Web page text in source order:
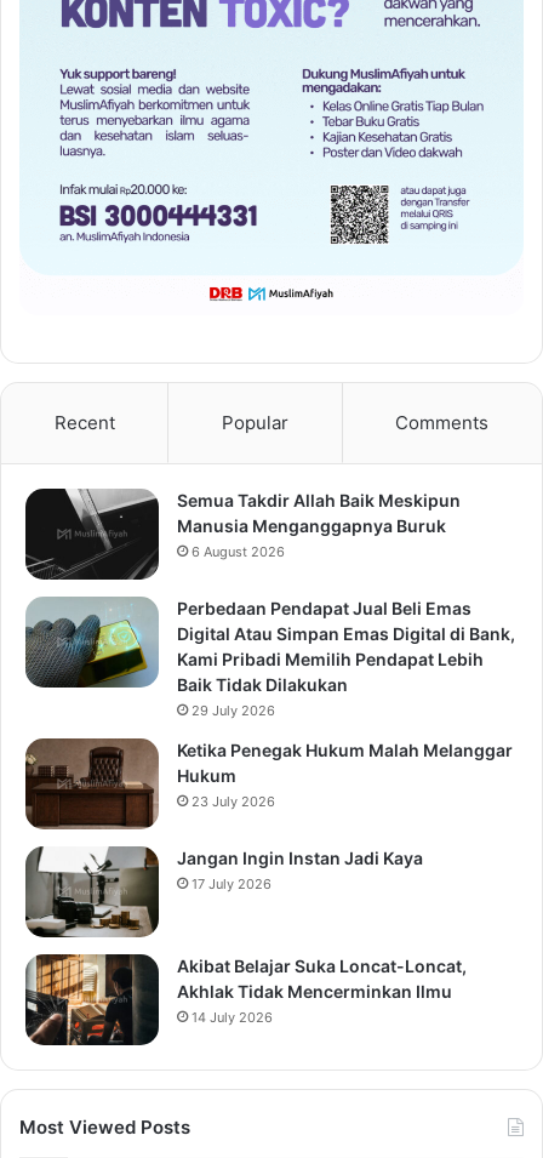
Recent Popular Comments
Semua Takdir Allah Baik Meskipun
Manusia Menganggapnya Buruk
6 August 2026
Perbedaan Pendapat Jual Beli Emas
Digital Atau Simpan Emas Digital di Bank,
Kami Pribadi Memilih Pendapat Lebih
Baik Tidak Dilakukan
29 July 2026
Ketika Penegak Hukum Malah Melanggar
Hukum
23 July 2026
Jangan Ingin Instan Jadi Kaya
17 July 2026
Akibat Belajar Suka Loncat-Loncat,
Akhlak Tidak Mencerminkan Ilmu
14 July 2026
Most Viewed Posts